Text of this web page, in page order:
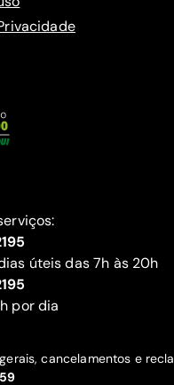
úteis das 7h às 20h
por dia
cancelamentos e